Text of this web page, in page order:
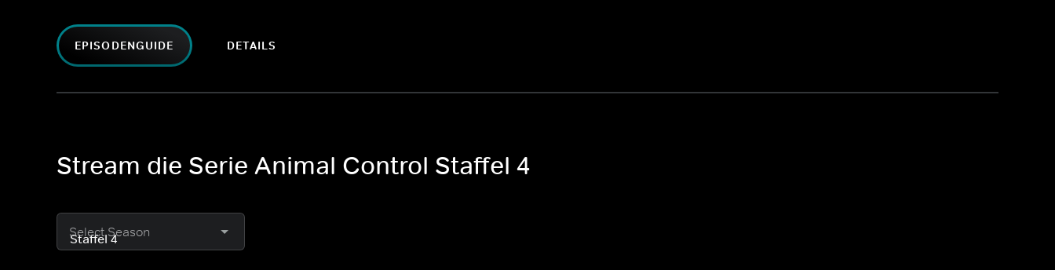
EPISODENGUIDE DETAILS
Stream die Serie Animal Control Staffel 4
Select Season